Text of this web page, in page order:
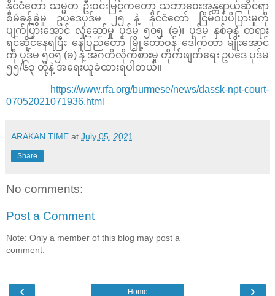
နိုင်ငံတော် သမ္မတ ဦးဝင်းမြင့်ကတော့ သဘာဝေးအန္တရာယ်ဆိုင်ရာ
စီမံခန့်ခွဲမှု ဥပဒေပုဒ်မ ၂၅ နဲ့ နိုင်ငံတော် ငြိမ်ဝပ်ပိပြားမှုကို
ပျက်ပြားအောင် လှုံ့ဆော်မှု ပုဒ်မ ၅၀၅ (ခ)၊ ပုဒ်မ နှစ်ခုနဲ့ တရား
ရင်ဆိုင်နေရပြီး နေပြည်တော် မြို့တော်ဝန် ဒေါက်တာ မျိုးအောင်
ကို ပုဒ်မ ၅၀၅ (ခ) နဲ့ အဂတိလိုက်စားမှု တိုက်ဖျက်ရေး ဥပဒေ ပုဒ်မ
၅၅/၆၃ တို့နဲ့ အရေးယူခံထားရပါတယ်။
https://www.rfa.org/burmese/news/dassk-npt-court-
07052021071936.html
ARAKAN TIME at July 05, 2021
Share
No comments:
Post a Comment
Note: Only a member of this blog may post a
comment.
‹ ›
Home